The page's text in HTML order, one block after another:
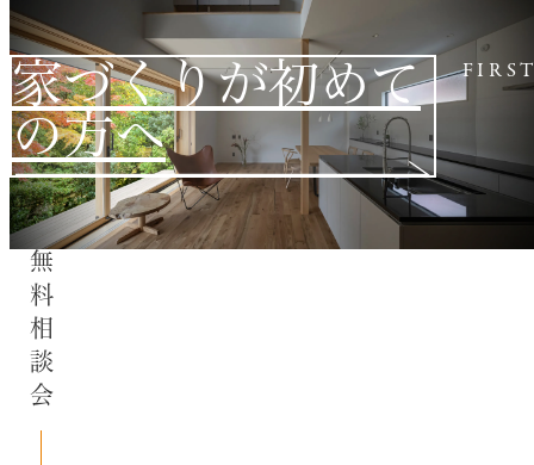
家づくりが初めて
の方へ
無料相談会